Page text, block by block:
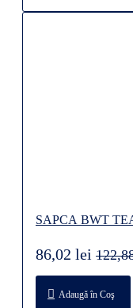
SAPCA BWT
86,02 lei
Adaugă în Coş